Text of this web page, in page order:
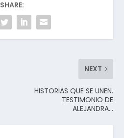
SHARE:
NEXT
HISTORIAS QUE SE UNEN.
TESTIMONIO DE
ALEJANDRA…